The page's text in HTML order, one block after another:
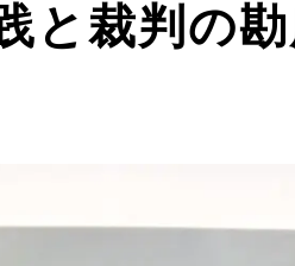
と裁判の